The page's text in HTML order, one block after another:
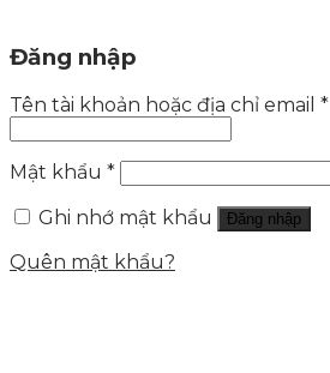
Đăng nhập
Tên tài khoản hoặc địa chỉ email *
Mật khẩu *
Ghi nhớ mật khẩu
Đăng nhập
Quên mật khẩu?